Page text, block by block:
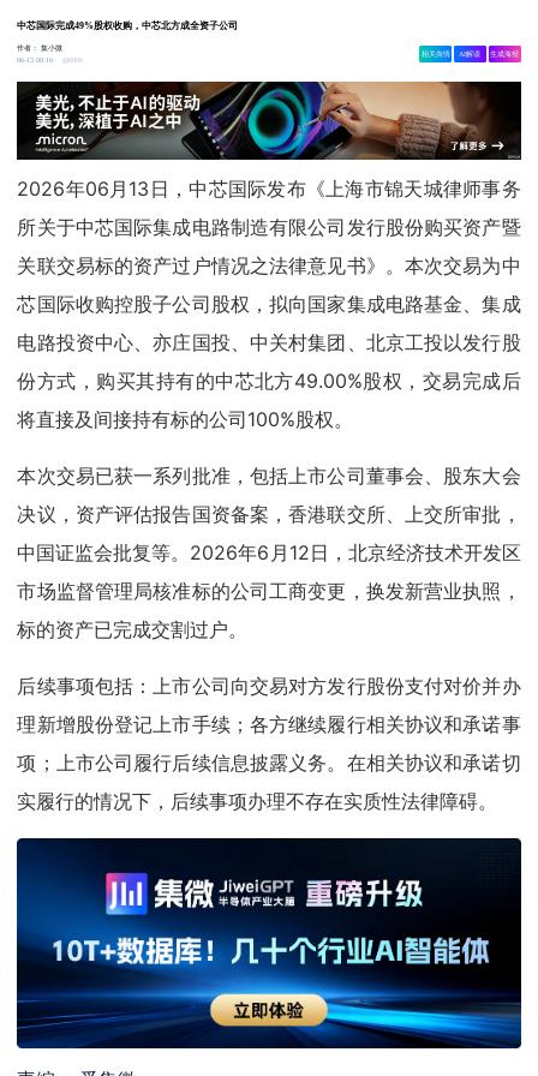
中芯国际完成49%股权收购，中芯北方成全资子公司
作者：集小微
06-13 00:16
6996
相关舆情 AI解读 生成海报
2026年06月13日，中芯国际发布《上海市锦天城律师事务
所关于中芯国际集成电路制造有限公司发行股份购买资产暨
关联交易标的资产过户情况之法律意见书》。本次交易为中
芯国际收购控股子公司股权，拟向国家集成电路基金、集成
电路投资中心、亦庄国投、中关村集团、北京工投以发行股
份方式，购买其持有的中芯北方49.00%股权，交易完成后
将直接及间接持有标的公司100%股权。
本次交易已获一系列批准，包括上市公司董事会、股东大会
决议，资产评估报告国资备案，香港联交所、上交所审批，
中国证监会批复等。2026年6月12日，北京经济技术开发区
市场监督管理局核准标的公司工商变更，换发新营业执照，
标的资产已完成交割过户。
后续事项包括：上市公司向交易对方发行股份支付对价并办
理新增股份登记上市手续；各方继续履行相关协议和承诺事
项；上市公司履行后续信息披露义务。在相关协议和承诺切
实履行的情况下，后续事项办理不存在实质性法律障碍。